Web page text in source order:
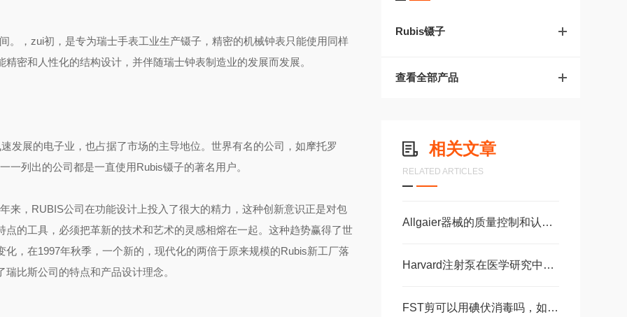
Rubis镊子
查看全部产品
相关文章
RELATED ARTICLES
Allgaier器械的质量控制和认证标准
Harvard注射泵在医学研究中的应用案例
FST剪可以用碘伏消毒吗，如何消毒？
。，zui初，是专为瑞士手表工业生产镊子，精密的机械钟表只能使用同样
密和人性化的结构设计，并伴随瑞士钟表制造业的发展而发展。
发展的电子业，也占据了市场的主导地位。世界有名的公司，如摩托罗
列出的公司都是一直使用Rubis镊子的著名用户。
来，RUBIS公司在功能设计上投入了很大的精力，这种创新意识正是对包
的工具，必须把革新的技术和艺术的灵感相熔在一起。这种趋势赢得了世
，在1997年秋季，一个新的，现代化的两倍于原来规模的Rubis新工厂落
比斯公司的特点和产品设计理念。